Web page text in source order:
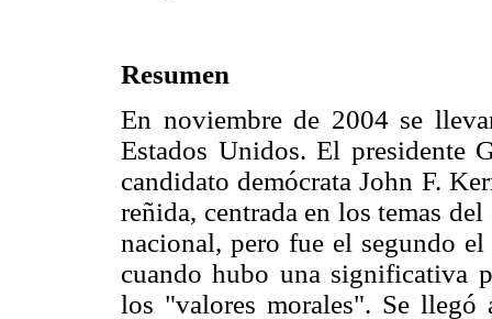
Resumen
En noviembre de 2004 se
Estados Unidos. El presidente
candidato demócrata John F.
reñida, centrada en los temas
nacional, pero fue el segundo
cuando hubo una significativa
los "valores morales". Se